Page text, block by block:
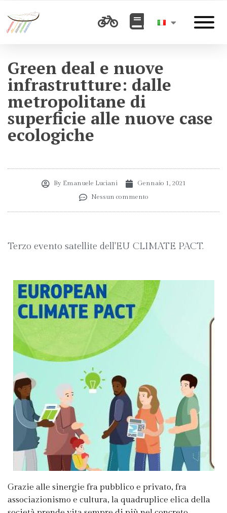
Green deal e nuove
infrastrutture: dalle
metropolitane di
superficie alle nuove case
ecologiche
By Emanuele Luciani
Gennaio 1, 2021
Nessun commento
Terzo evento satellite dell'EU CLIMATE PACT.
Grazie alle sinergie fra pubblico e privato, fra
associazionismo e cultura, la quadruplice elica della